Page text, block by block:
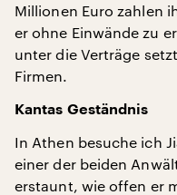
Millionen Euro zahlen
er ohne Einwände zu
unter die Verträge
Firmen.
Kantas Geständnis
In Athen besuche ich
einer der beiden
erstaunt, wie offen er